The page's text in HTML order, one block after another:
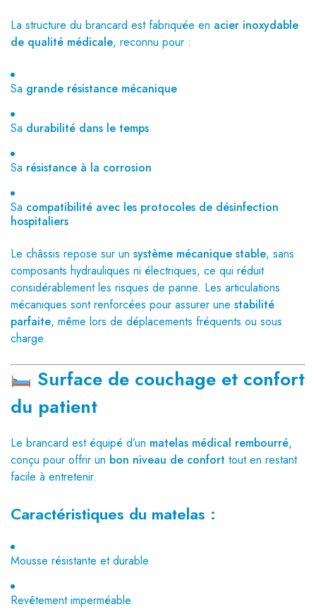
La structure du brancard est fabriquée en acier inoxydable
de qualité médicale, reconnu pour :
Sa grande résistance mécanique
Sa durabilité dans le temps
Sa résistance à la corrosion
Sa compatibilité avec les protocoles de désinfection
hospitaliers
Le châssis repose sur un système mécanique stable, sans
composants hydrauliques ni électriques, ce qui réduit
considérablement les risques de panne. Les articulations
mécaniques sont renforcées pour assurer une stabilité
parfaite, même lors de déplacements fréquents ou sous
charge.
Surface de couchage et confort
du patient
Le brancard est équipé d’un matelas médical rembourré,
conçu pour offrir un bon niveau de confort tout en restant
facile à entretenir.
Caractéristiques du matelas :
Mousse résistante et durable
Revêtement imperméable